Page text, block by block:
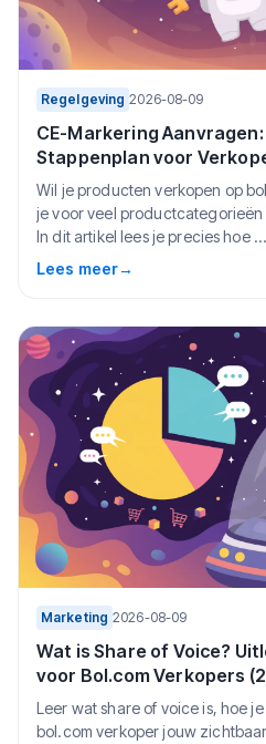
Regelgeving 2026-08-09
CE-Markering
Stappenplan voor
Wil je producten verkopen op
je voor veel
In dit artikel lees je precies hoe ...
Lees meer→
Marketing 2026-08-09
Wat is Share of Voice?
voor Bol.com Verkopers
Leer wat share of voice is, hoe
bol.com verkoper jouw